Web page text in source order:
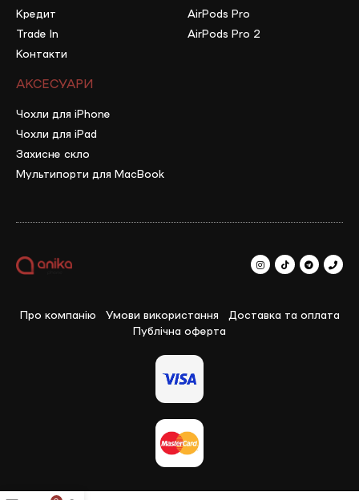
Кредит
Trade In
Контакти
AirPods Pro
AirPods Pro 2
АКСЕСУАРИ
Чохли для iPhone
Чохли для iPad
Захисне скло
Мультипорти для MacBook
Про компанію Умови використання
Доставка та оплата
Публічна оферта